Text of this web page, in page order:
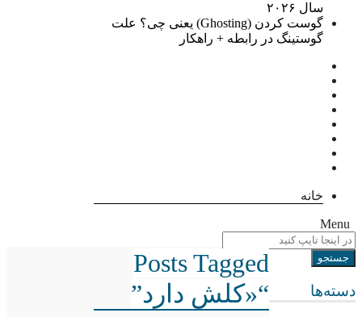
سال ۲۰۲۶
گوست کردن (Ghosting) یعنی چی؟ علت
گوستینگ در رابطه + راهکار
خانه
Menu
دسته‌ها
Posts Tagged
“«کلش دارد”